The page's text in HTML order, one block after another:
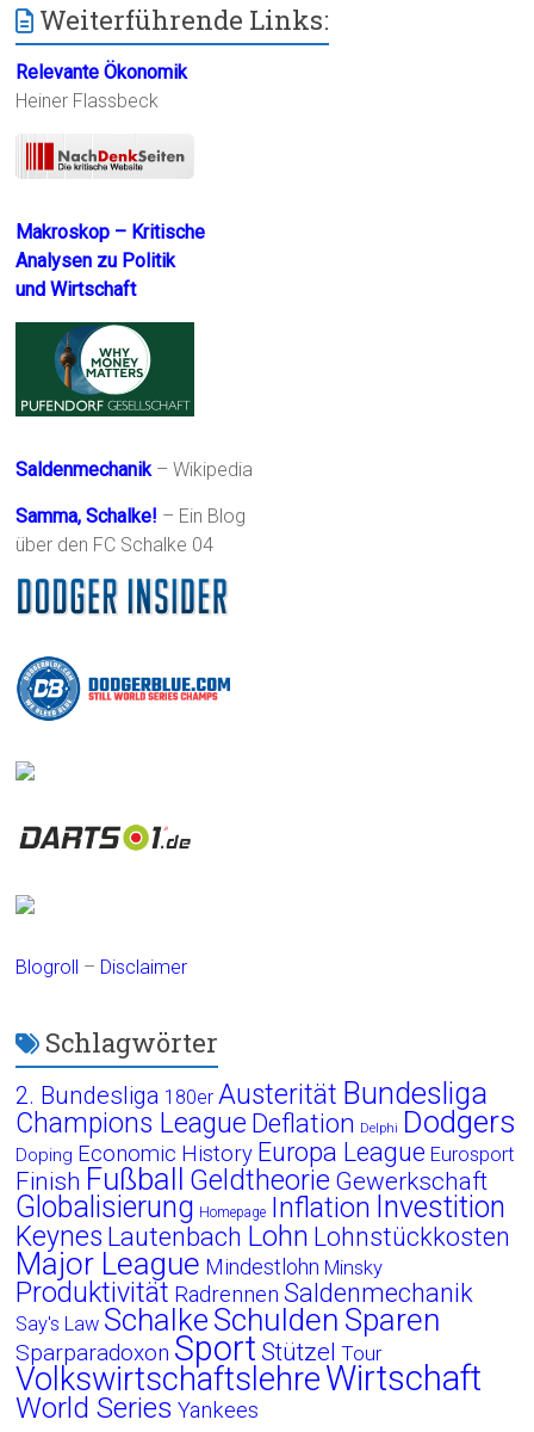
Weiterführende Links:
Relevante Ökonomik
Heiner Flassbeck
Makroskop – Kritische
Analysen zu Politik
und Wirtschaft
Saldenmechanik– Wikipedia
Samma, Schalke! – Ein Blog
über den FC Schalke 04
Blogroll – Disclaimer
Schlagwörter
2. Bundesliga 180er Austerität Bundesliga
Champions League Deflation Delphi Dodgers
Doping Economic History Europa League Eurosport
Finish Fußball Geldtheorie Gewerkschaft
Globalisierung Homepage Inflation Investition
Keynes Lautenbach Lohn Lohnstückkosten
Major League Mindestlohn Minsky
Produktivität Radrennen Saldenmechanik
Say's Law Schalke Schulden Sparen
Sparparadoxon Sport Stützel Tour
VolkswirtschaftslehreWirtschaft
World Series Yankees